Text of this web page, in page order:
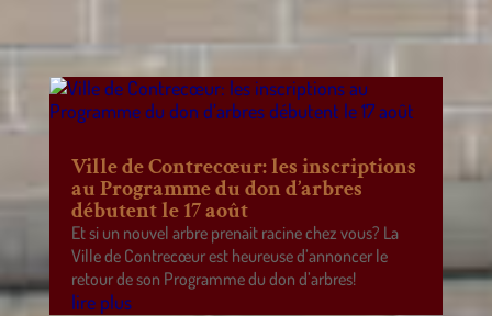
Ville de Contrecœur: les inscriptions
au Programme du don d’arbres
débutent le 17 août
Et si un nouvel arbre prenait racine chez vous? La
Ville de Contrecœur est heureuse d’annoncer le
retour de son Programme du don d’arbres!
lire plus